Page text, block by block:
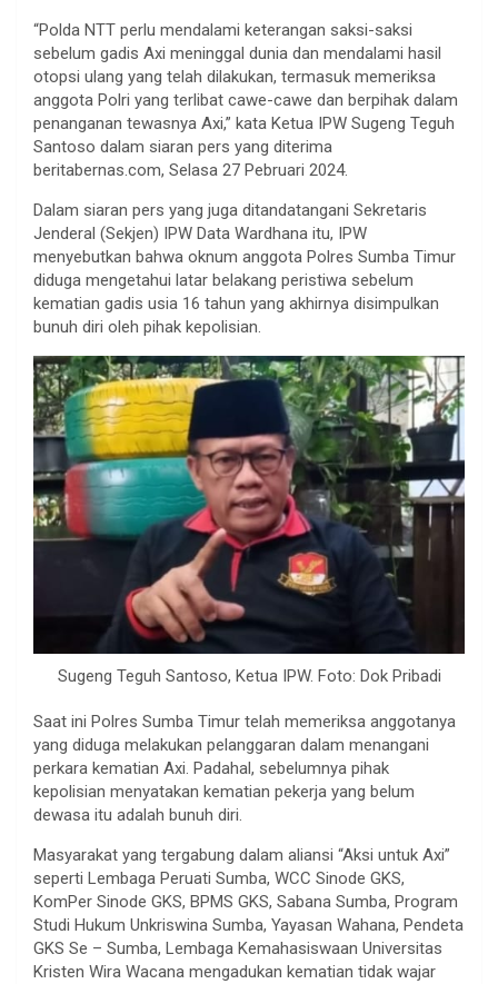
“Polda NTT perlu mendalami keterangan saksi-saksi
sebelum gadis Axi meninggal dunia dan mendalami hasil
otopsi ulang yang telah dilakukan, termasuk memeriksa
anggota Polri yang terlibat cawe-cawe dan berpihak dalam
penanganan tewasnya Axi,” kata Ketua IPW Sugeng Teguh
Santoso dalam siaran pers yang diterima
beritabernas.com, Selasa 27 Pebruari 2024.
Dalam siaran pers yang juga ditandatangani Sekretaris
Jenderal (Sekjen) IPW Data Wardhana itu, IPW
menyebutkan bahwa oknum anggota Polres Sumba Timur
diduga mengetahui latar belakang peristiwa sebelum
kematian gadis usia 16 tahun yang akhirnya disimpulkan
bunuh diri oleh pihak kepolisian.
Sugeng Teguh Santoso, Ketua IPW. Foto: Dok Pribadi
Saat ini Polres Sumba Timur telah memeriksa anggotanya
yang diduga melakukan pelanggaran dalam menangani
perkara kematian Axi. Padahal, sebelumnya pihak
kepolisian menyatakan kematian pekerja yang belum
dewasa itu adalah bunuh diri.
Masyarakat yang tergabung dalam aliansi “Aksi untuk Axi”
seperti Lembaga Peruati Sumba, WCC Sinode GKS,
KomPer Sinode GKS, BPMS GKS, Sabana Sumba, Program
Studi Hukum Unkriswina Sumba, Yayasan Wahana, Pendeta
GKS Se – Sumba, Lembaga Kemahasiswaan Universitas
Kristen Wira Wacana mengadukan kematian tidak wajar